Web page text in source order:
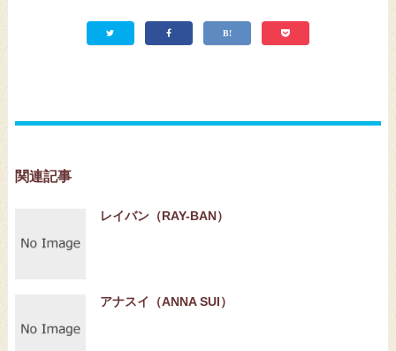
関連記事
レイバン（RAY-BAN）
アナスイ（ANNA SUI）